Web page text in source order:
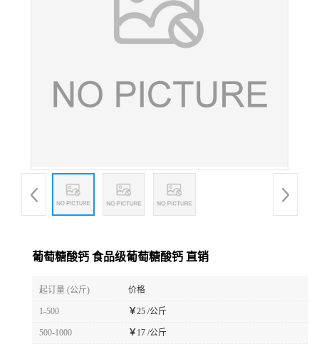
葡萄糖酸钙 食品级葡萄糖酸钙 直销
起订量 (公斤) 价格
1-500 ￥25 /公斤
500-1000 ￥ 17 /公斤